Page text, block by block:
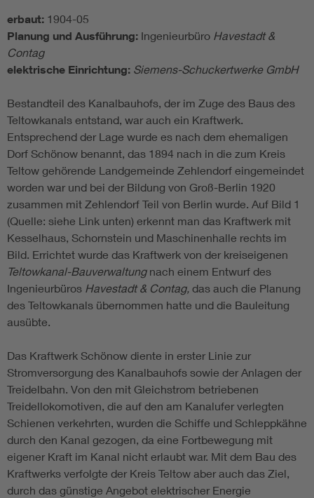
erbaut: 1904-05
Planung und Ausführung: Ingenieurbüro Havestadt &
Contag
elektrische Einrichtung: Siemens-Schuckertwerke GmbH
Bestandteil des Kanalbauhofs, der im Zuge des Baus des
Teltowkanals entstand, war auch ein Kraftwerk.
Entsprechend der Lage wurde es nach dem ehemaligen
Dorf Schönow benannt, das 1894 nach in die zum Kreis
Teltow gehörende Landgemeinde Zehlendorf eingemeindet
worden war und bei der Bildung von Groß-Berlin 1920
zusammen mit Zehlendorf Teil von Berlin wurde. Auf Bild 1
(Quelle: siehe Link unten) erkennt man das Kraftwerk mit
Kesselhaus, Schornstein und Maschinenhalle rechts im
Bild. Errichtet wurde das Kraftwerk von der kreiseigenen
Teltowkanal-Bauverwaltungnach einem Entwurf des
Ingenieurbüros Havestadt & Contag, das auch die Planung
des Teltowkanals übernommen hatte und die Bauleitung
ausübte.
Das Kraftwerk Schönow diente in erster Linie zur
Stromversorgung des Kanalbauhofs sowie der Anlagen der
Treidelbahn. Von den mit Gleichstrom betriebenen
Treidellokomotiven, die auf den am Kanalufer verlegten
Schienen verkehrten, wurden die Schiffe und Schleppkähne
durch den Kanal gezogen, da eine Fortbewegung mit
eigener Kraft im Kanal nicht erlaubt war. Mit dem Bau des
Kraftwerks verfolgte der Kreis Teltow aber auch das Ziel,
durch das günstige Angebot elektrischer Energie